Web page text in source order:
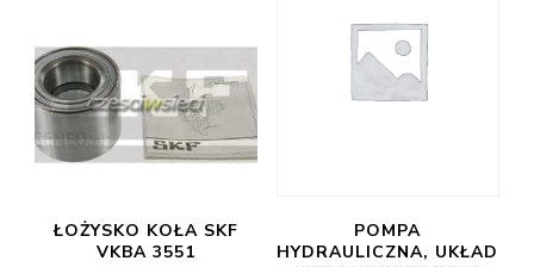
ŁOŻYSKO KOŁA SKF
VKBA 3551
POMPA
HYDRAULICZNA, UKŁAD